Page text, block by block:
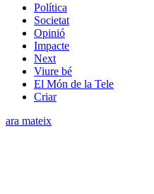
Política
Societat
Opinió
Impacte
Next
Viure bé
El Món de la Tele
Criar
ara mateix